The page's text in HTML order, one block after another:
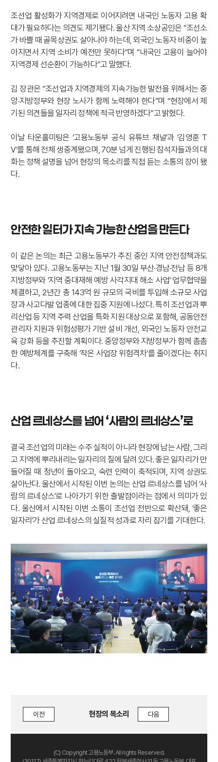
조선업 활성화가 지역경제로 이어지려면 내국인 노동자 고용 확
대가 필요하다는 의견도 제기됐다. 울산 지역 소상공인은 “조선소
가 바쁠 때 골목상권도 살아나야 하는데, 외국인 노동자 비중이 높
아지면서 지역 소비가 예전만 못하다”며 “내국인 고용이 늘어야
지역경제 선순환이 가능하다”고 말했다.
김 장관은 “조선업과 지역경제의 지속가능한 발전을 위해서는 중
앙·지방정부와 현장 노사가 함께 노력해야 한다”며 “현장에서 제
기된 의견들을 일자리 정책에 적극 반영하겠다”고 밝혔다.
이날 타운홀미팅은 ‘고용노동부 공식 유튜브 채널’과 ‘김영훈 T
V’를 통해 전체 생중계됐으며, 70분 넘게 진행된 참석자들과의 대
화는 정책 설명을 넘어 현장의 목소리를 직접 듣는 소통의 장이 됐
다.
안전한 일터가 지속 가능한 산업을 만든다
이 같은 논의는 최근 고용노동부가 추진 중인 지역 안전정책과도
맞닿아 있다. 고용노동부는 지난 1월 30일 부산·경남·전남 등 8개
지방정부와 ‘지역 중대재해 예방 사각지대 해소 사업’ 업무협약을
체결하고, 2년간 총 143억 원 규모의 국비를 투입해 소규모 사업
장과 사고다발 업종에 대한 집중 지원에 나섰다. 특히 조선업과 뿌
리산업 등 지역 주력 산업을 특화 지원 대상으로 포함해, 공동안전
관리자 지원과 위험성평가 기반 설비 개선, 외국인 노동자 안전교
육 강화 등을 추진할 계획이다. 중앙정부와 지방정부가 함께 촘촘
한 예방체계를 구축해 ‘작은 사업장 위험격차’를 줄이겠다는 취지
다.
산업 르네상스를 넘어 ‘사람의 르네상스’로
결국 조선업의 미래는 수주 실적이 아니라 현장에 남는 사람, 그리
고 지역에 뿌리내리는 일자리의 질에 달려 있다. 좋은 일자리가 만
들어질 때 청년이 돌아오고, 숙련 인력이 축적되며, 지역 상권도
살아난다. 울산에서 시작된 이번 논의는 산업 르네상스를 넘어 ‘사
람의 르네상스’로 나아가기 위한 출발점이라는 점에서 의미가 있
다. 울산에서 시작된 이번 소통이 조선업 전반으로 확산돼, ‘좋은
일자리’가 산업 르네상스의 실질적 성과로 자리 잡기를 기대한다.
이전 현장의 목소리 다음
(C) Copyright 고용노동부. All rights Reserved.